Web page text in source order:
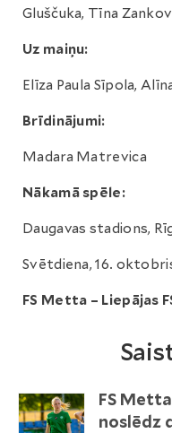
Gluščuka, Tīna
Uz maiņu:
Elīza Paula Sīpola,
Brīdinājumi:
Madara Matrevica
Nākamā spēle:
Daugavas stadions,
Svētdiena, 16.
FS Metta – Liepājas
FS
noslēdz